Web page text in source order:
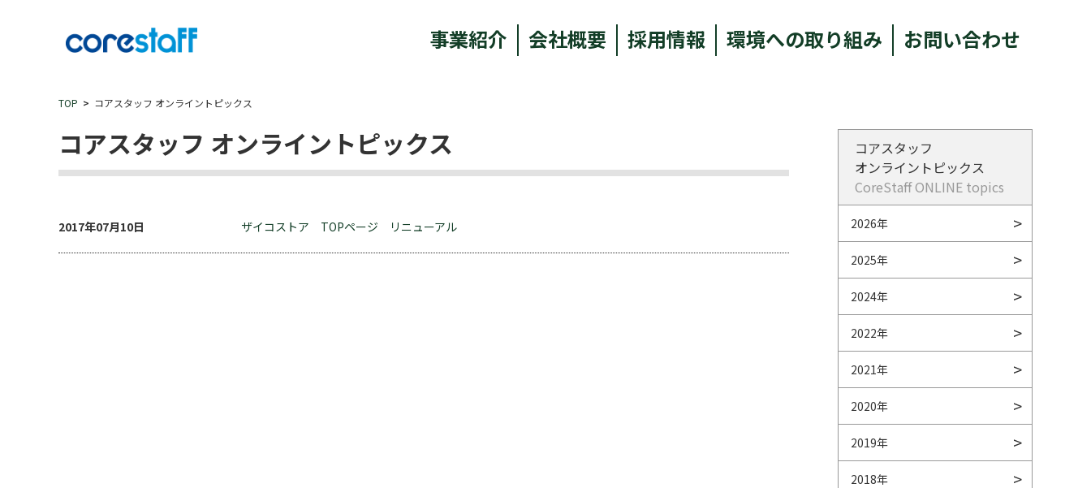
事業紹介 会社概要 採用情報 環境への取り組み お問い合わせ
TOP コアスタッフ オンライントピックス
コアスタッフ オンライントピックス
2017年07月10日 ザイコストア TOPページ リニューアル
コアスタッフ
オンライントピックス
CoreStaff ONLINE topics
2026年
2025年
2024年
2022年
2021年
2020年
2019年
2018年